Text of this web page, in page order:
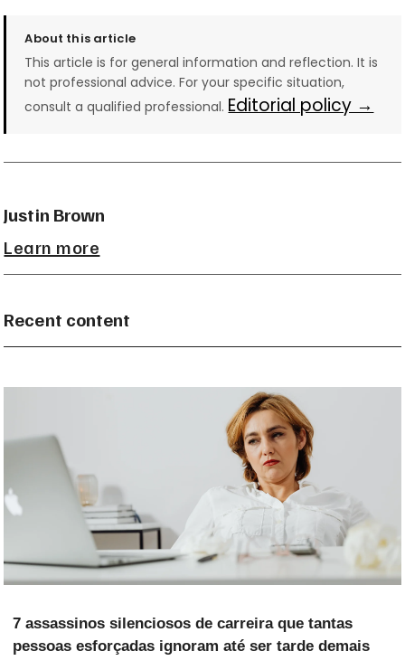
About this article
This article is for general information and reflection. It is
not professional advice. For your specific situation,
consult a qualified professional. Editorial policy →
Justin Brown
Learn more
Recent content
7 assassinos silenciosos de carreira que tantas
pessoas esforçadas ignoram até ser tarde demais